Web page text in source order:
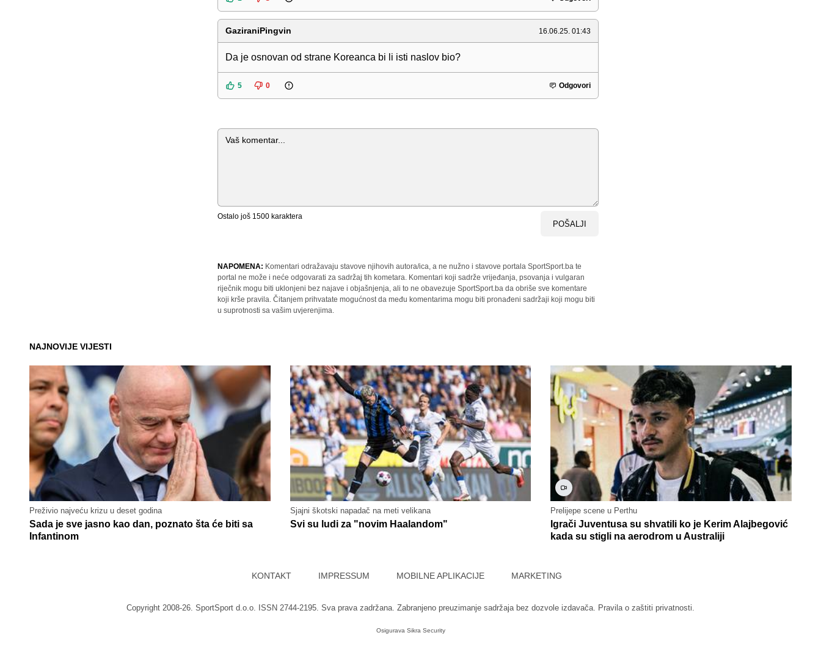
GaziraniPingvin 16.06.25. 01:43
Da je osnovan od strane Koreanca bi li isti naslov bio?
5 0 Odgovori
Komentar
Ostalo još 1500 karaktera
POŠALJI
NAPOMENA: Komentari odražavaju stavove njihovih autora/ica, a ne nužno i stavove portala SportSport.ba te
portal ne može i neće odgovarati za sadržaj tih kometara. Komentari koji sadrže vrijeđanja, psovanja i vulgaran
riječnik mogu biti uklonjeni bez najave i objašnjenja, ali to ne obavezuje SportSport.ba da obriše sve komentare
koji krše pravila. Čitanjem prihvatate mogućnost da među komentarima mogu biti pronađeni sadržaji koji mogu biti
u suprotnosti sa vašim uvjerenjima.
NAJNOVIJE VIJESTI
Preživio najveću krizu u deset godina
Sada je sve jasno kao dan, poznato šta će biti sa
Infantinom
Sjajni škotski napadač na meti velikana
Svi su ludi za "novim Haalandom"
Prelijepe scene u Perthu
Igrači Juventusa su shvatili ko je Kerim Alajbegović
kada su stigli na aerodrom u Australiji
KONTAKT IMPRESSUM MOBILNE APLIKACIJE MARKETING
Copyright 2008-26. SportSport d.o.o. ISSN 2744-2195. Sva prava zadržana. Zabranjeno preuzimanje sadržaja bez dozvole izdavača. Pravila o zaštiti privatnosti.
Osigurava Sikra Security